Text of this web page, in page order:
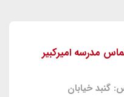
مدرسه امیرکبیر
گنبد خیابان